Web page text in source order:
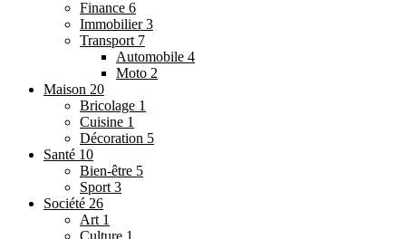
Finance 6
Immobilier3
Transport 7
Automobile 4
Moto 2
Maison 20
Bricolage 1
Cuisine 1
Décoration 5
Santé 10
Bien-être 5
Sport 3
Société 26
Art 1